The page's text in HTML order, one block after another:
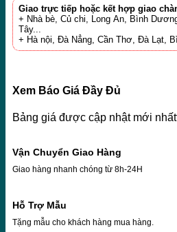
Giao trực tiếp hoặc kết hợp giao
+ Nhà bè, Củ chi, Long An, Bình
Tây...
+ Hà nội, Đà Nẳng, Cần Thơ, Đà Lạt,
Xem Báo Giá Đầy Đủ
Bảng giá được cập nhật mới
Vận Chuyển Giao Hàng
Giao hàng nhanh chóng từ 8h-24H
Hỗ Trợ Mẫu
Tặng mẫu cho khách hàng mua hàng.